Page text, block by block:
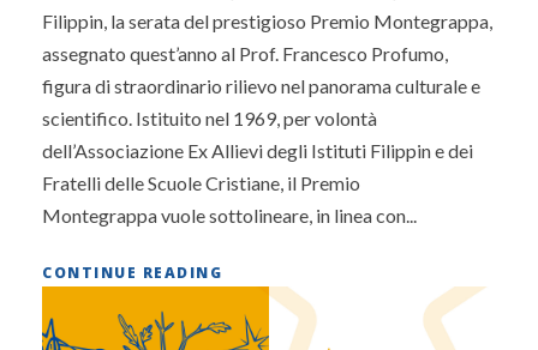
Filippin, la serata del prestigioso Premio Montegrappa,
assegnato quest’anno al Prof. Francesco Profumo,
figura di straordinario rilievo nel panorama culturale e
scientifico. Istituito nel 1969, per volontà
dell’Associazione Ex Allievi degli Istituti Filippin e dei
Fratelli delle Scuole Cristiane, il Premio
Montegrappa vuole sottolineare, in linea con...
CONTINUE READING